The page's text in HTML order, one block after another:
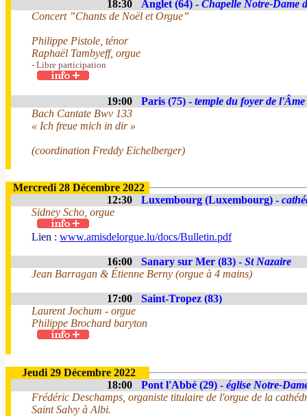
18:30 Anglet (64) - Chapelle Notre-Dame
Concert ”Chants de Noël et Orgue”
Philippe Pistole, ténor
Raphaël Tambyeff, orgue
- Libre participation
19:00 Paris (75) - temple du foyer de l'Âme
Bach Cantate Bwv 133
« Ich freue mich in dir »
(coordination Freddy Eichelberger)
Mercredi 28 Décembre 2022
12:30
Luxembourg (Luxembourg) -
Sidney Scho, orgue
Lien : www.amisdelorgue.lu/docs/Bulletin.pdf
16:00 Sanary sur Mer (83) - St Nazaire
Jean Barragan & Étienne Berny (orgue à 4 mains)
17:00
Saint-Tropez (83)
Laurent Jochum - orgue
Philippe Brochard baryton
Jeudi 29 Décembre 2022
18:00
Pont l'Abbé (29) - église Notre-
Frédéric Deschamps, organiste titulaire de l'orgue de la
Saint Salvy à Albi.